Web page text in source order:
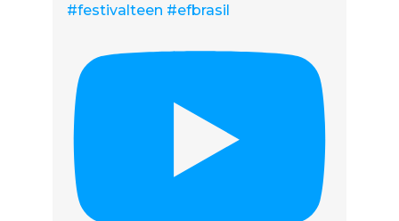
#festivalteen #efbrasil